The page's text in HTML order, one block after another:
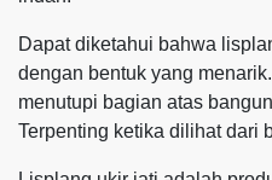
Dapat diketahui bahwa
dengan bentuk yang
menutupi bagian atas
Terpenting ketika dilihat dari